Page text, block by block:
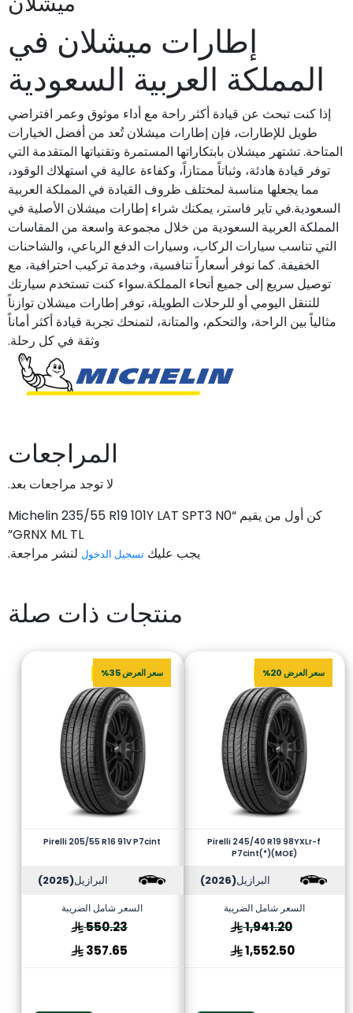
إطارات ميشلان في
المملكة العربية السعودية
إذا كنت تبحث عن قيادة أكثر راحة مع أداء موثوق وعمر افتراضي
طويل للإطارات، فإن إطارات ميشلان تُعد من أفضل الخيارات
المتاحة. تشتهر ميشلان بابتكاراتها المستمرة وتقنياتها المتقدمة التي
توفر قيادة هادئة، وثباتاً ممتازاً، وكفاءة عالية في استهلاك الوقود،
مما يجعلها مناسبة لمختلف ظروف القيادة في المملكة العربية
السعودية.في تاير فاستر، يمكنك شراء إطارات ميشلان الأصلية في
المملكة العربية السعودية من خلال مجموعة واسعة من المقاسات
التي تناسب سيارات الركاب، وسيارات الدفع الرباعي، والشاحنات
الخفيفة. كما نوفر أسعاراً تنافسية، وخدمة تركيب احترافية، مع
توصيل سريع إلى جميع أنحاء المملكة.سواء كنت تستخدم سيارتك
للتنقل اليومي أو للرحلات الطويلة، توفر إطارات ميشلان توازناً
مثالياً بين الراحة، والتحكم، والمتانة، لتمنحك تجربة قيادة أكثر أماناً
وثقة في كل رحلة.
المراجعات
لا توجد مراجعات بعد.
كن أول من يقيم “Michelin 235/55 R19 101Y LAT SPT3 N0
GRNX ML TL”
يجب عليك تسجيل الدخول لنشر مراجعة.
منتجات ذات صلة
سعر العرض 20%
Pirelli 245/40 R19 98YXLr-f
P7cint(*)(MOE)
البرازيل(2026)
السعر شامل الضريبة
1,941.20
1,552.50
سعر العرض 35%
Pirelli 205/55 R16 91V P7cint
البرازيل(2025)
السعر شامل الضريبة
550.23
357.65